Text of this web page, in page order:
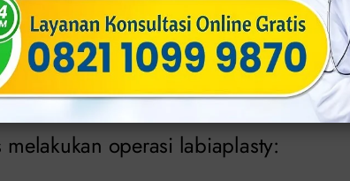
disebut labia minora yang berarti
pembukaan uretra (area kencing
operasi labiaplasty: